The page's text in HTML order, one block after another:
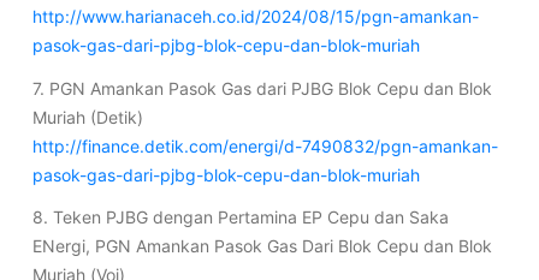
http://www.harianaceh.co.id/2024/08/15/pgn-amankan-
pasok-gas-dari-pjbg-blok-cepu-dan-blok-muriah
7. PGN Amankan Pasok Gas dari PJBG Blok Cepu dan Blok
Muriah (Detik)
http://finance.detik.com/energi/d-7490832/pgn-amankan-
pasok-gas-dari-pjbg-blok-cepu-dan-blok-muriah
8. Teken PJBG dengan Pertamina EP Cepu dan Saka
ENergi, PGN Amankan Pasok Gas Dari Blok Cepu dan Blok
Muriah (Voi)